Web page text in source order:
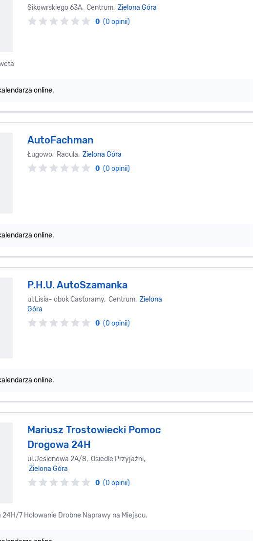
Sikowrskiego 63A, Centrum, Zielona Góra
0 (0 opinii)
online.
AutoFachman
Ługowo, Racula, Zielona Góra
0 (0 opinii)
online.
P.H.U. AutoSzamanka
ul.Lisia- obok Castoramy, Centrum, Zielona
Góra
0 (0 opinii)
online.
Mariusz Trostowiecki Pomoc
Drogowa 24H
ul.Jesionowa 2A/8, Osiedle Przyjaźni,
Zielona Góra
0 (0 opinii)
24H/7 Holowanie Drobne Naprawy na Miejscu.